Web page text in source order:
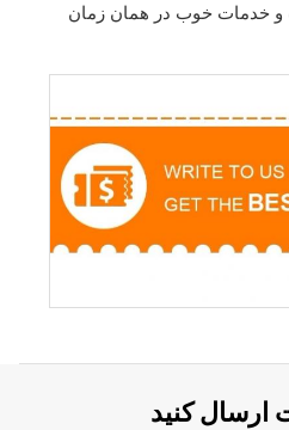
و خدمات خوب در همان زمان
کنید